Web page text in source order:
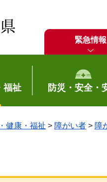
緊急情報
福祉 防災・安全・
健康・福祉 > 障がい者 > 障